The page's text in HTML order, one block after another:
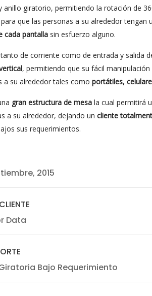
anillo giratorio, permitiendo la rotación de
que las personas a su alrededor tengan
cada pantallasin esfuerzo alguno.
de corriente como de entrada y salida
, permitiendo que su fácil
a su alrededor tales como portátiles,
gran estructura de mesala cual permitirá
a su alrededor, dejando un cliente
sus requerimientos.
2015
Data
Bajo Requerimiento